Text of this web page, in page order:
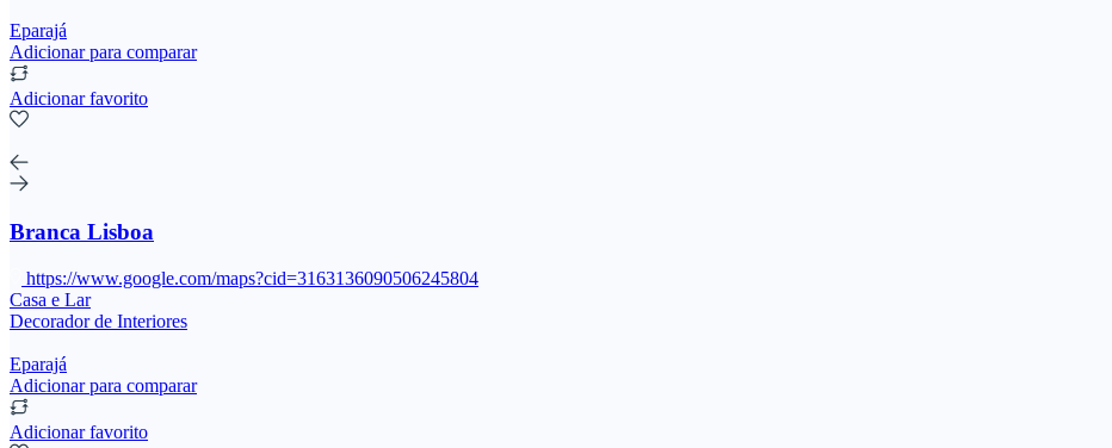
Eparajá
Adicionar para comparar
Adicionar favorito
Branca Lisboa
https://www.google.com/maps?cid=3163136090506245804
Casa e Lar
Decorador de Interiores
Eparajá
Adicionar para comparar
Adicionar favorito